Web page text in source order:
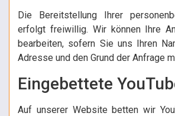
Die Bereitstellung Ihrer
erfolgt freiwillig. Wir können Ihre
bearbeiten, sofern Sie uns Ihren
Adresse und den Grund der Anfrage
Eingebettete
Auf unserer Website betten wir